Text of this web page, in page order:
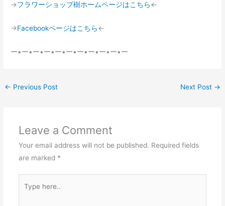
→フラワーショップ樹ホームページはこちら←
→Facebookページはこちら←
ー•ー•ー•ー•ー•ー•ー•ー•ー•ー•ー
← Previous Post Next Post →
Leave a Comment
Your email address will not be published. Required fields
are marked *
here..